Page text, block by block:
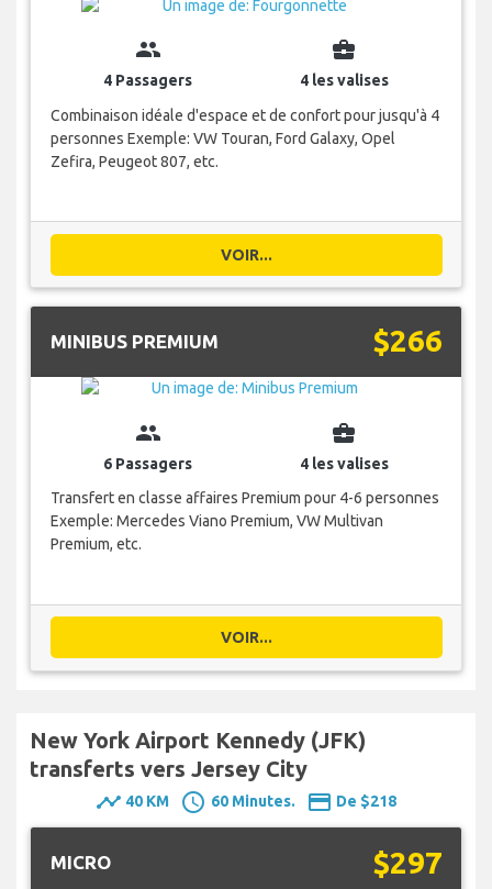
group
4 Passagers
business_center
4 les valises
Combinaison idéale d'espace et de confort pour jusqu'à 4
personnes Exemple: VW Touran, Ford Galaxy, Opel
Zefira, Peugeot 807, etc.
VOIR...
MINIBUS PREMIUM $266
group
6 Passagers
business_center
4 les valises
Transfert en classe affaires Premium pour 4-6 personnes
Exemple: Mercedes Viano Premium, VW Multivan
Premium, etc.
VOIR...
New York Airport Kennedy (JFK)
transferts vers Jersey City
timeline 40 KM schedule 60 Minutes. payment De $218
MICRO $297